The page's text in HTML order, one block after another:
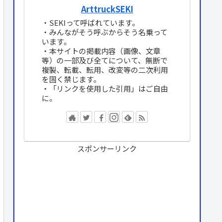
ArttruckSEKI
・SEKIって呼ばれています。
・みんながそう呼ぶからそう名乗って
います。
・本サイトの掲載内容（画像、文章
等）の一部及び全てについて、無断で
複製、転載、転用、改変等の二次利用
を固く禁じます。
・「リンクを使用した引用」はご自由
に。
スポンサーリンク